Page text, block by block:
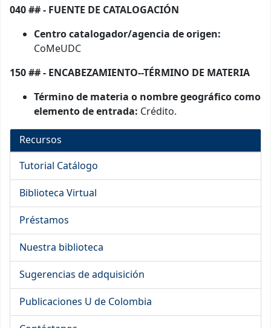
Recursos
Tutorial Catálogo
Biblioteca Virtual
Préstamos
Nuestra biblioteca
Sugerencias de adquisición
Publicaciones U de Colombia
040 ## - FUENTE DE CATALOGACIÓN
Centro catalogador/agencia de origen:
CoMeUDC
150 ## - ENCABEZAMIENTO--TÉRMINO DE MATERIA
Término de materia o nombre geográfico como
elemento de entrada: Crédito.